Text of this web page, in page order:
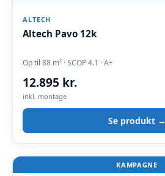
ALTECH
Altech Pavo 12k
Op til 88 m² · SCOP 4.1 · A+
12.895 kr.
inkl. montage
Se produkt →
KAMPAGNE